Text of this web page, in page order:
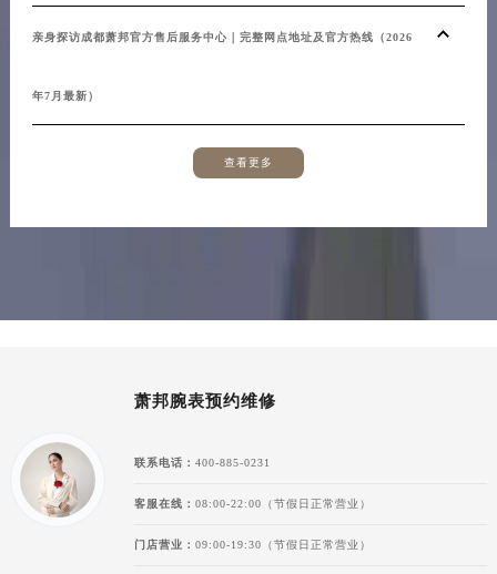
亲身探访成都萧邦官方售后服务中心｜完整网点地址及官方热线（2026
年7月最新）
查看更多
萧邦腕表预约维修
联系电话： 400-885-0231
客服在线： 08:00-22:00（节假日正常营业）
门店营业： 09:00-19:30（节假日正常营业）